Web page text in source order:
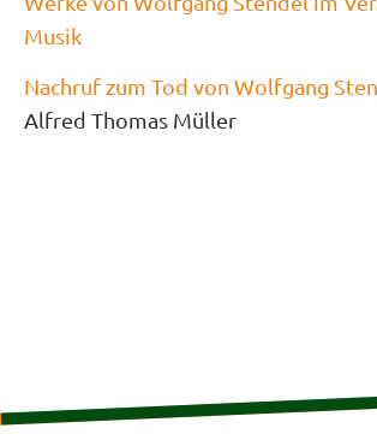
Musik
Nachruf zum Tod von Wolfgang
Alfred Thomas Müller